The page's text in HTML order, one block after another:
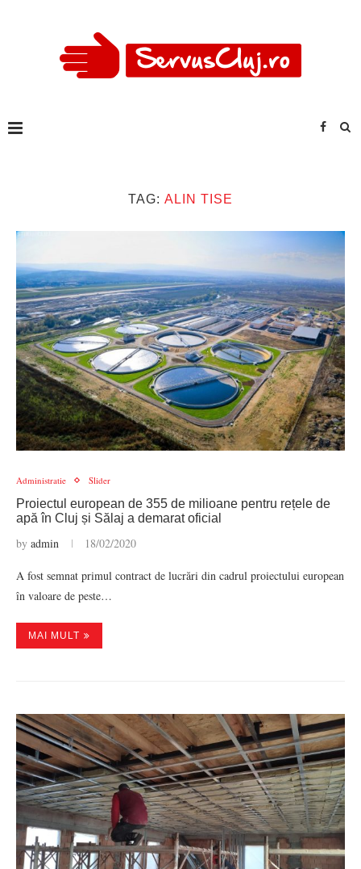
TAG: ALIN TISE
Administratie Slider
Proiectul european de 355 de milioane pentru rețele de
apă în Cluj și Sălaj a demarat oficial
by admin 18/02/2020
A fost semnat primul contract de lucrări din cadrul proiectului european
în valoare de peste…
MAI MULT